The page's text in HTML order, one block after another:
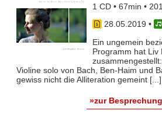
1 CD • 67min •
28.05.2019 •
Ein ungemein
Programm hat Liv
Violine solo von Bach, Ben-Haim und
gewiss nicht die Alliteration gemeint [...]
»zur